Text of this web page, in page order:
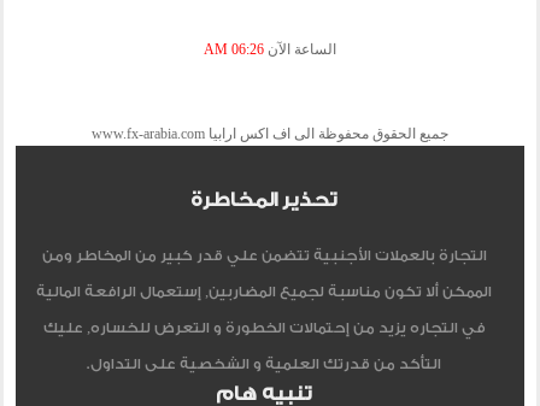
الساعة الآن 06:26 AM
جميع الحقوق محفوظة الى اف اكس ارابيا www.fx-arabia.com
تحذير المخاطرة
التجارة بالعملات الأجنبية تتضمن علي قدر كبير من المخاطر ومن
الممكن ألا تكون مناسبة لجميع المضاربين, إستعمال الرافعة المالية
في التجاره يزيد من إحتمالات الخطورة و التعرض للخساره, عليك
التأكد من قدرتك العلمية و الشخصية على التداول.
تنبيه هام